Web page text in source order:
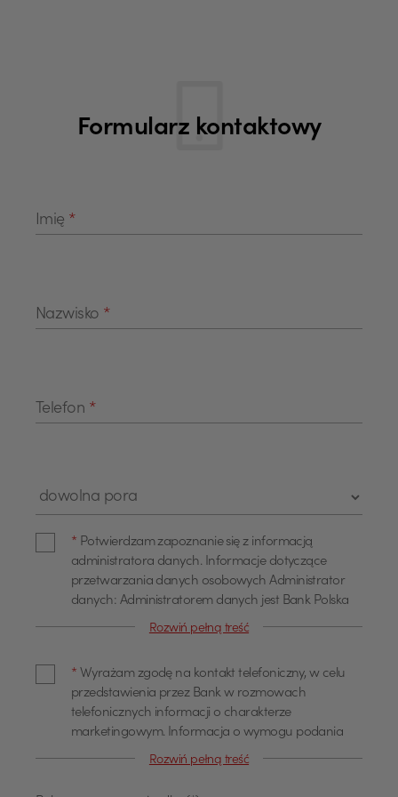
Formularz kontaktowy
Imię *
Nazwisko *
Telefon *
* Potwierdzam zapoznanie się z informacją
administratora danych. Informacje dotyczące
przetwarzania danych osobowych Administrator
danych: Administratorem danych jest Bank Polska
Kasa Opieki Spółka Akcyjna z siedzibą w Warszawie,
skontaktować poprzez adres email
info@pekao.com.pl, telefonicznie pod numerem 519
222 222 lub pisemnie: Bank Pekao SA - Centrala, ul.
Żubra 1, 01-066 Warszawa. U administratora
danych osobowych wyznaczony jest Inspektor
Rozwiń pełną treść
* Wyrażam zgodę na kontakt telefoniczny, w celu
przedstawienia przez Bank w rozmowach
telefonicznych informacji o charakterze
marketingowym. Informacja o wymogu podania
danych Podanie danych osobowych dla celów
Rozwiń pełną treść